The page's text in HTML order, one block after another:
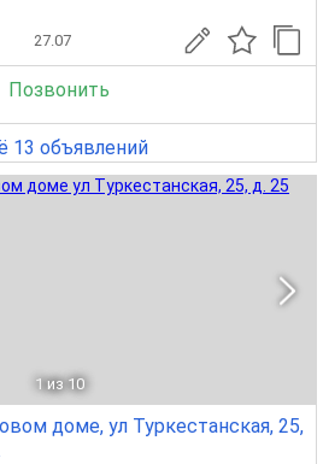
27.07
Позвонить
13 объявлений
1 из 10
доме, ул Туркестанская, 25,